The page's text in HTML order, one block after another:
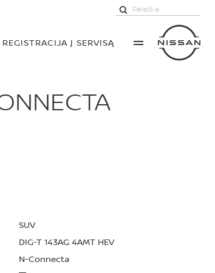
REGISTRACIJA Į SERVISĄ
SUV
DIG-T 143AG 4AMT HEV
N-Connecta